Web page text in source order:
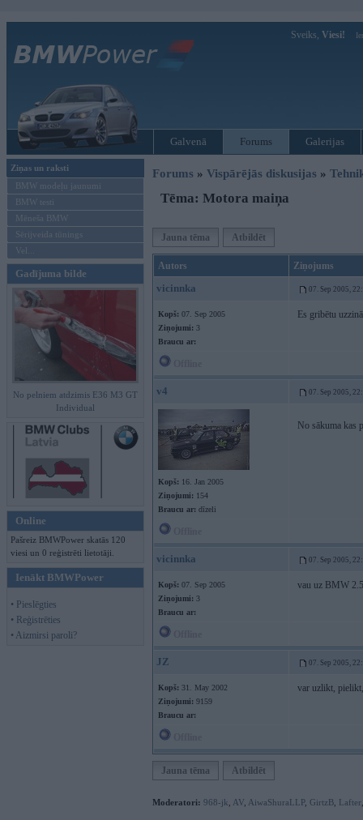
Sveiks, Viesi!
Galvenā Forums Galerijas
Ziņas un raksti
BMW modeļu jaunumi
BMW testi
Mēneša BMW
Sērijveida tūnings
Vel...
Gadījuma bilde
No pelniem atdzimis E36 M3 GT
Individual
Online
Pašreiz BMWPower skatās 120
viesi un 0 reģistrēti lietotāji.
Ienākt BMWPower
• Pieslēgties
• Reģistrēties
• Aizmirsi paroli?
Forums » Vispārējās diskusijas »
Tēma: Motora maiņa
Jauna tēma Atbildēt
Autors Ziņojums
vicinnka 07. Sep 2005,
Kopš: 07. Sep 2005
Ziņojumi: 3
Braucu ar:
Es gribētu
v4 07. Sep 2005,
Kopš: 16. Jan 2005
Ziņojumi: 154
Braucu ar: dīzeli
No sākuma kas
vicinnka 07. Sep 2005,
Kopš: 07. Sep 2005
Ziņojumi: 3
Braucu ar:
vau uz BMW
JZ 07. Sep 2005,
Kopš: 31. May 2002
Ziņojumi: 9159
Braucu ar:
var uzlikt,
Jauna tēma Atbildēt
Moderatori: 968-jk AV AiwaShuraLLP, GirtzB Lafter